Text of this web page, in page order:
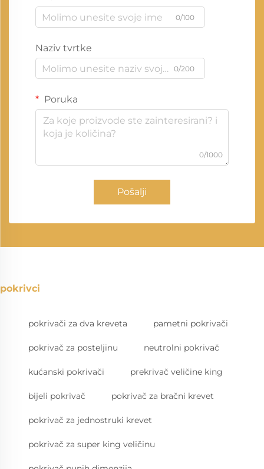
0/100
Naziv tvrtke
0/200
Poruka
0/1000
Pošalji
pokrivci
pokrivači za dva kreveta pametni pokrivači
pokrivač za posteljinu neutrolni pokrivač
kućanski pokrivači prekrivač veličine king
bijeli pokrivač pokrivač za bračni krevet
pokrivač za jednostruki krevet
pokrivač za super king veličinu